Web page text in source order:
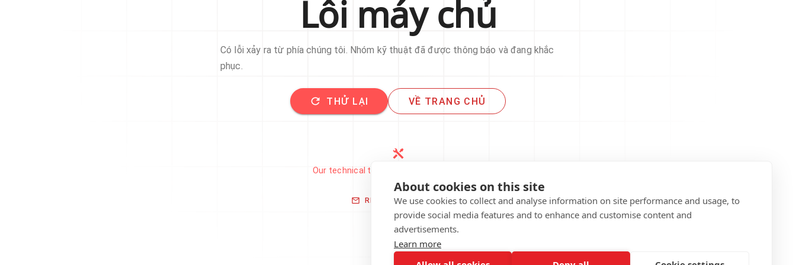
About cookies on this site
We use cookies to collect and analyse information on site performance and usage, to
provide social media features and to enhance and customise content and
advertisements.
Learn more
Lỗi máy chủ
Có lỗi xảy ra từ phía chúng tôi. Nhóm kỹ thuật đã được thông báo và đang khắc
phục.
THỬ LẠI VỀ TRANG CHỦ
Our technical team has been automatically
notified.
REPORT THIS ISSUE